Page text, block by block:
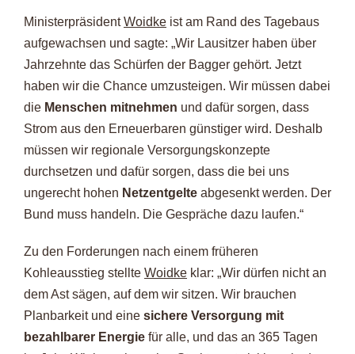
MinisterpräsidentWoidke ist am Rand des Tagebaus
aufgewachsen und sagte: „Wir Lausitzer haben über
Jahrzehnte das Schürfen der Bagger gehört. Jetzt
haben wir die Chance umzusteigen. Wir müssen dabei
die Menschen mitnehmen und dafür sorgen, dass
Strom aus den Erneuerbaren günstiger wird. Deshalb
müssen wir regionale Versorgungskonzepte
durchsetzen und dafür sorgen, dass die bei uns
ungerecht hohen Netzentgelte abgesenkt werden. Der
Bund muss handeln. Die Gespräche dazu laufen.“
Zu den Forderungen nach einem früheren
Kohleausstieg stellte Woidke klar: „Wir dürfen nicht an
dem Ast sägen, auf dem wir sitzen. Wir brauchen
Planbarkeit und eine sichere Versorgung mit
bezahlbarer Energie für alle, und das an 365 Tagen